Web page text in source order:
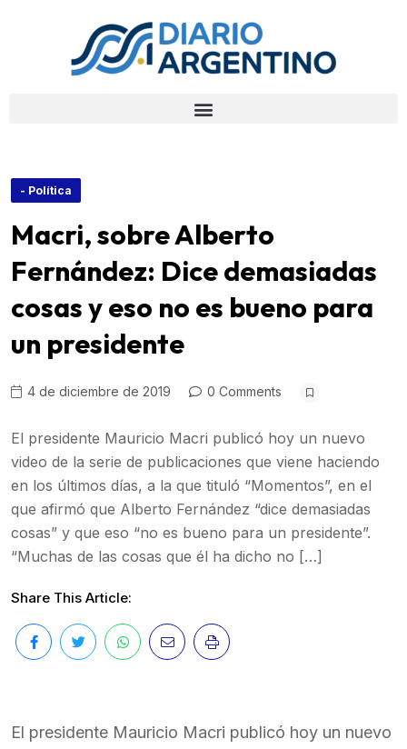
- Política
Macri, sobre Alberto
Fernández: Dice demasiadas
cosas y eso no es bueno para
un presidente
4 de diciembre de 2019 0 Comments
El presidente Mauricio Macri publicó hoy un nuevo
video de la serie de publicaciones que viene haciendo
en los últimos días, a la que tituló “Momentos”, en el
que afirmó que Alberto Fernández “dice demasiadas
cosas” y que eso “no es bueno para un presidente”.
“Muchas de las cosas que él ha dicho no […]
Share This Article:
El presidente Mauricio Macri publicó hoy un nuevo